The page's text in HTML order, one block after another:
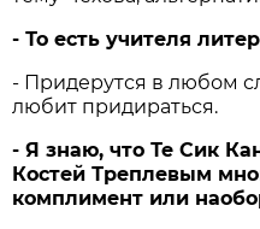
- То есть учителя
- Придерутся в любом
любит придираться.
- Я знаю, что Те Сик
Костей Треплевым
комплимент или